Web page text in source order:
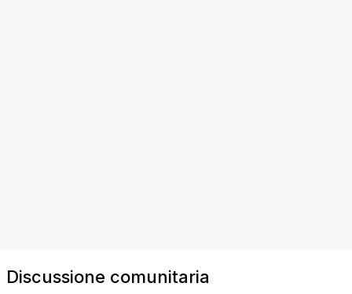
Discussione comunitaria